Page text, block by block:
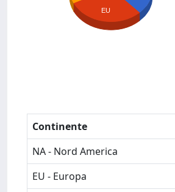
EU
Continente
NA - Nord America
EU - Europa